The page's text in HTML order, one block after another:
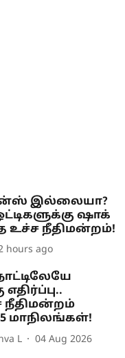
இல்லையா?
ஷாக்
உச்ச நீதிமன்றம்!
hours ago
எதிர்ப்பு..
நீதிமன்றம்
மாநிலங்கள்!
L 04 Aug 2026